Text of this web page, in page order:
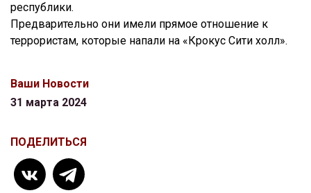
республики.
Предварительно они имели прямое отношение к
террористам, которые напали на «Крокус Сити холл».
Ваши Новости
31 марта 2024
ПОДЕЛИТЬСЯ